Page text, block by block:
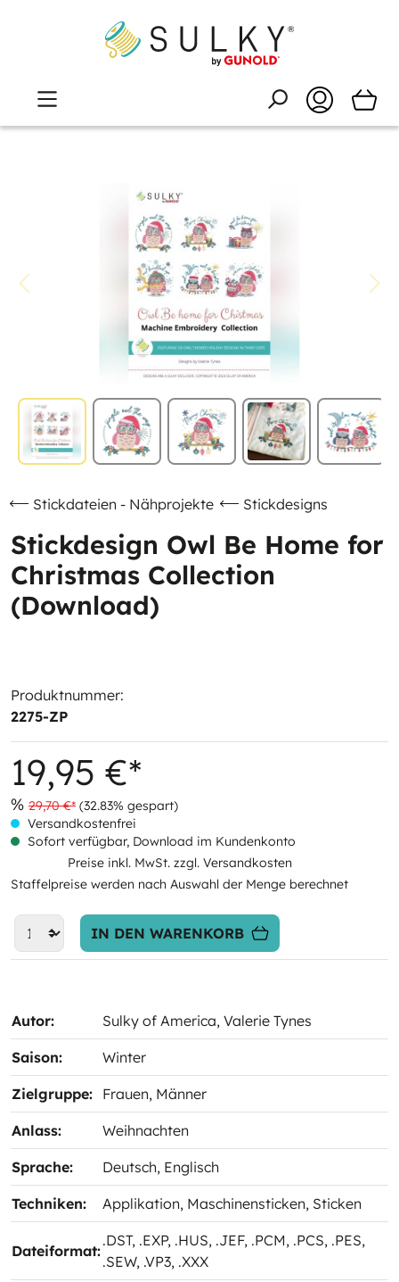
Stickdateien - Nähprojekte Stickdesigns
Stickdesign Owl Be Home for
Christmas Collection
(Download)
Produktnummer:
2275-ZP
19,95 €*
% 29,70 €* (32.83% gespart)
Versandkostenfrei
Sofort verfügbar, Download im Kundenkonto
Preise inkl. MwSt. zzgl. Versandkosten
Staffelpreise werden nach Auswahl der Menge berechnet
IN DEN WARENKORB
Autor: Sulky of America, Valerie Tynes
Saison: Winter
Zielgruppe: Frauen, Männer
Anlass: Weihnachten
Sprache: Deutsch, Englisch
Techniken: Applikation, Maschinensticken, Sticken
Dateiformat:
.DST, .EXP, .HUS, .JEF, .PCM, .PCS, .PES,
.SEW, .VP3, .XXX